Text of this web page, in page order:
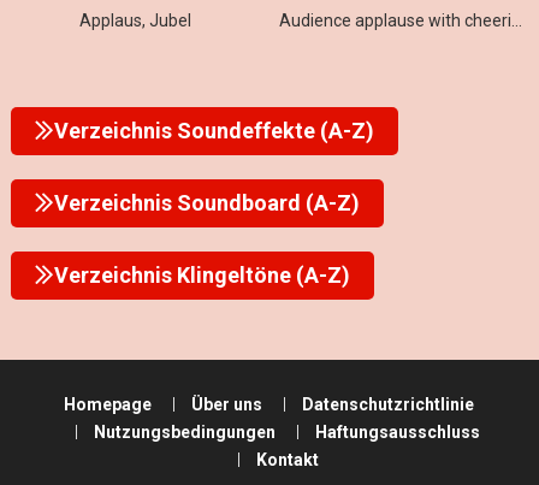
Applaus, Jubel
Verzeichnis Soundeffekte (A-Z)
Verzeichnis Soundboard (A-Z)
Verzeichnis Klingeltöne (A-Z)
Homepage Über uns
Datenschutzrichtlinie
Nutzungsbedingungen
Haftungsausschluss
Kontakt